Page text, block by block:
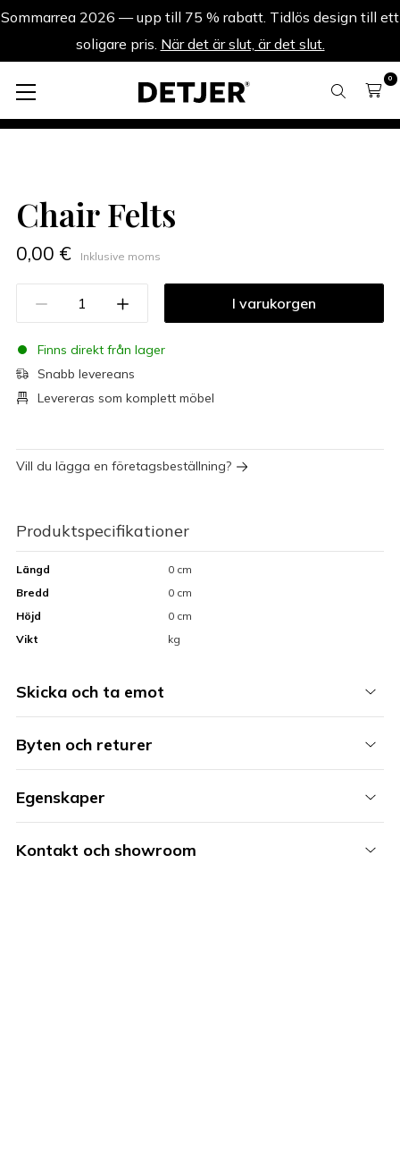
Sommarrea 2026 — upp till 75 % rabatt. Tidlös design till ett
soligare pris. När det är slut, är det slut.
0
Chair Felts
0,00 € Inklusive moms
I varukorgen
Finns direkt från lager
Snabb levereans
Levereras som komplett möbel
Vill du lägga en företagsbeställning?
Produktspecifikationer
Längd
0 cm
Bredd
0 cm
Höjd
0 cm
Vikt
kg
Skicka och ta emot
Byten och returer
Egenskaper
Kontakt och showroom